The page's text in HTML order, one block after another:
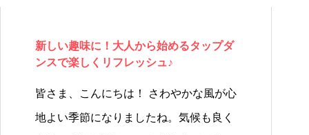
新しい趣味に！大人から始めるタップダ
ンスで楽しくリフレッシュ♪
皆さま、こんにちは！ さわやかな風が心
地よい季節になりましたね。気候も良く